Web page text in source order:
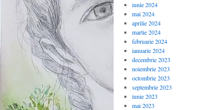
iunie 2024
mai 2024
aprilie 2024
martie 2024
februarie 2024
ianuarie 2024
decembrie 2023
noiembrie 2023
octombrie 2023
septembrie 2023
iunie 2023
mai 2023